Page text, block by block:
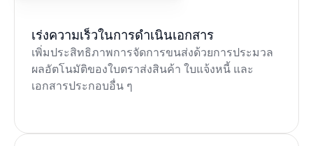
เร่งความเร็วในการดำเนินเอกสาร
เพิ่มประสิทธิภาพการจัดการขนส่งด้วยการประมวล
ผลอัตโนมัติของใบตราส่งสินค้า ใบแจ้งหนี้ และ
เอกสารประกอบอื่น ๆ